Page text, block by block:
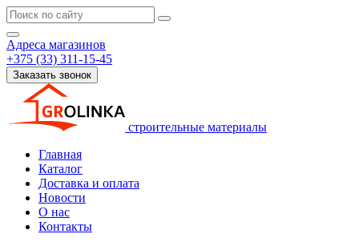
Адреса магазинов
+375 (33) 311-15-45
Заказать звонок
строительные материалы
Главная
Каталог
Доставка и оплата
Новости
О нас
Контакты